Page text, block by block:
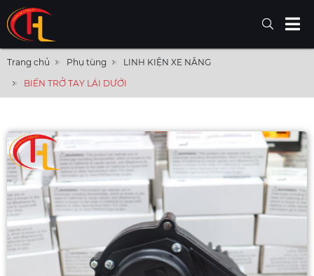
Trang chủ Phụ tùng
LINH KIỆN XE NÂNG
BIẾN TRỞ TAY LÁI DƯỚI